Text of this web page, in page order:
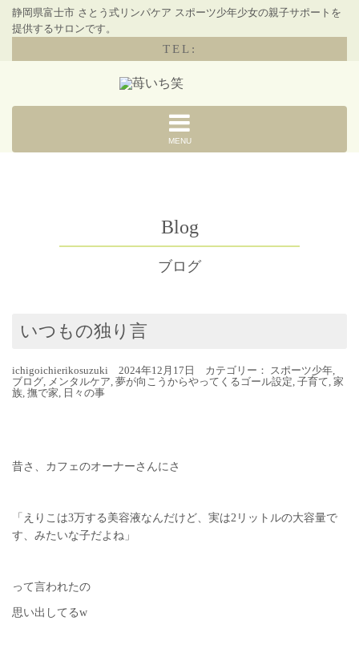
静岡県富士市 さとう式リンパケア スポーツ少年少女の親子サポートを
提供するサロンです。
TEL:
MENU
Blog
ブログ
いつもの独り言
ichigoichierikosuzuki 2024年12月17日 カテゴリー： スポーツ少年,
ブログ, メンタルケア, 夢が向こうからやってくるゴール設定, 子育て, 家
族, 撫で家, 日々の事
昔さ、カフェのオーナーさんにさ
「えりこは3万する美容液なんだけど、実は2リットルの大容量で
す、みたいな子だよね」
って言われたの
思い出してるw